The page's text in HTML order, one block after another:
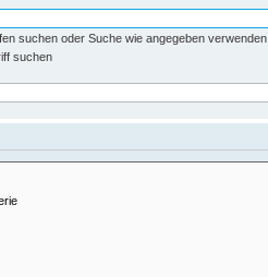
suchen oder Suche wie angegeben verwenden
suchen